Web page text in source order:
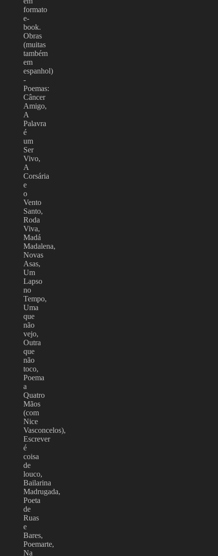
formato
e-
book.
Obras
(muitas
também
em
espanhol)
-
Poemas:
Câncer
Amigo,
A
Palavra
é
um
Ser
Vivo,
A
Corsária
e
o
Vento
Santo,
Roda
Viva,
Madá
Madalena,
Novas
Asas,
Um
Lapso
no
Tempo,
Uma
que
não
vejo,
Outra
que
não
toco,
Poema
a
Quatro
Mãos
(com
Nice
Vasconcelos),
Escrever
é
coisa
de
louco,
Bailarina
Madrugada,
Poeta
de
Ruas
e
Bares,
Poemarte,
Na